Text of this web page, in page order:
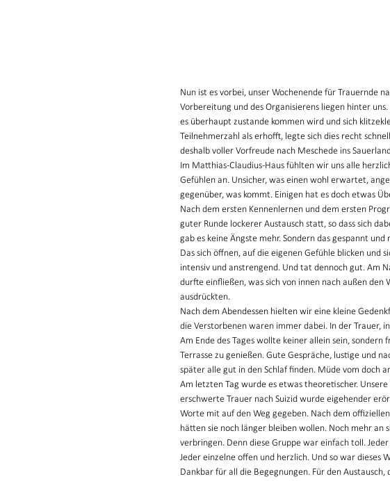
Nun ist es vorbei, unser Wochenende für Trauernde
Vorbereitung und des Organisierens liegen hinter
es überhaupt zustande kommen wird und sich
Teilnehmerzahl als erhofft, legte sich dies recht
deshalb voller Vorfreude nach Meschede ins
Im Matthias-Claudius-Haus fühlten wir uns alle
Gefühlen an. Unsicher, was einen wohl erwartet,
gegenüber, was kommt. Einigen hat es doch etwas
Nach dem ersten Kennenlernen und dem ersten
guter Runde lockerer Austausch statt, so dass sich
gab es keine Ängste mehr. Sondern das gespannt
Das sich öffnen, auf die eigenen Gefühle blicken und
intensiv und anstrengend. Und tat dennoch gut. Am
durfte einfließen, was sich von innen nach außen den
ausdrückten.
Nach dem Abendessen hielten wir eine kleine
die Verstorbenen waren immer dabei. In der Trauer,
Am Ende des Tages wollte keiner allein sein,
Terrasse zu genießen. Gute Gespräche, lustige und
später alle gut in den Schlaf finden. Müde vom doch
Am letzten Tag wurde es etwas theoretischer.
erschwerte Trauer nach Suizid wurde eigehender
Worte mit auf den Weg gegeben. Nach dem
hätten sie noch länger bleiben wollen. Noch mehr
verbringen. Denn diese Gruppe war einfach toll.
Jeder einzelne offen und herzlich. Und so war dieses
Dankbar für all die Begegnungen. Für den